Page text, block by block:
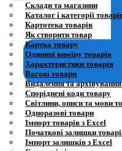
Склади та магазини
Каталог і категорії
Картотека товарів
Як створити товар
Картка товару
Одиниці виміру товарів
Характеристики товарів
Вагові товари
Видалення та архівування
Споріднені коди товару
Світлини, описи та мови
Одноразові товари
Імпорт товарів з Excel
Початкові залишки
Імпорт залишків з Excel